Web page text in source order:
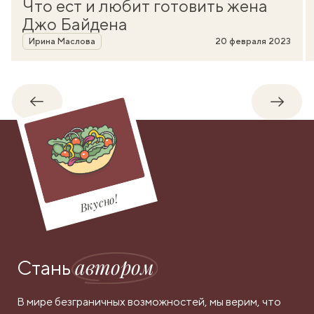
Что ест и любит готовить жена
Джо Байдена
Автор
Ирина Маслова 20 февраля 2023
Обратно
Вкусно!
Станьавтором
В мире безграничных возможностей, мы верим, что